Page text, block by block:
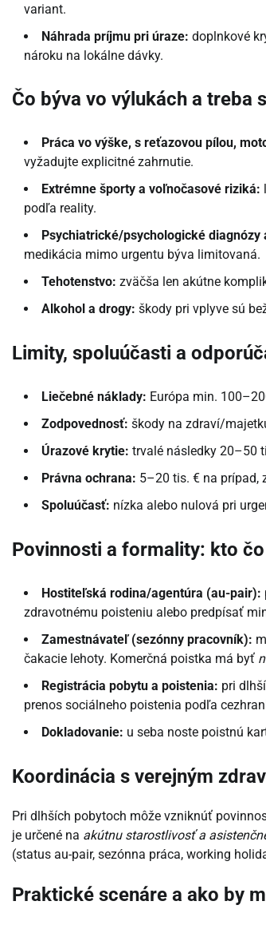
variant.
Náhrada príjmu pri úraze: doplnkové
nároku na lokálne dávky.
Čo býva vo výlukách a treba
Práca vo výške, s reťazovou pílou,
vyžadujte explicitné zahrnutie.
Extrémne športy a voľnočasové riziká:
podľa reality.
Psychiatrické/psychologické diagnózy
medikácia mimo urgentu býva limitovaná.
Tehotenstvo: zväčša len akútne
Alkohol a drogy: škody pri vplyve sú
Limity, spoluúčasti a
Liečebné náklady: Európa min.
Zodpovednosť: škody na zdraví/
Úrazové krytie: trvalé následky 20–50
Právna ochrana: 5–20 tis. € na prípad,
Spoluúčasť: nízka alebo nulová pri
Povinnosti a formality: kto
Hostiteľská rodina/agentúra (au-pair):
zdravotnému poisteniu alebo predpísať
Zamestnávateľ (sezónny pracovník):
čakacie lehoty. Komerčná poistka má byť
Registrácia pobytu a poistenia: pri
prenos sociálneho poistenia podľa
Dokladovanie: u seba noste poistnú
Koordinácia s verejným
Pri dlhších pobytoch môže vzniknúť
je určené na akútnu starostlivosť a
(status au-pair, sezónna práca, working
Praktické scenáre a ako by